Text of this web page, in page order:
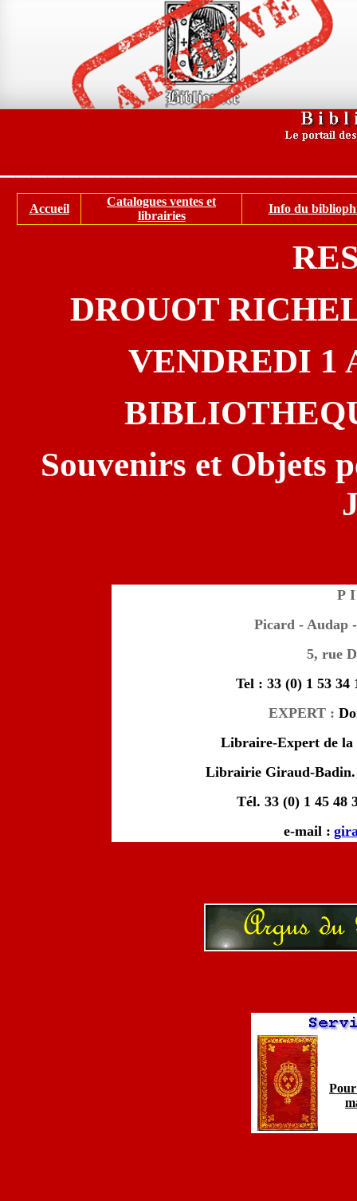
Accueil
Catalogues ventes et
librairies
Info du
DROUOT
VENDREDI 1
Souvenirs et Objets
P
Picard - Audap
5, rue
Tel : 33 (0) 1 53 34
EXPERT :
Libraire-Expert de la
Librairie Giraud-Badin.
Tél. 33 (0) 1 45 48
e-mail :